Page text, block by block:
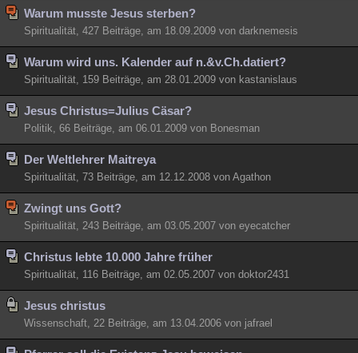
Warum musste Jesus sterben?
Spiritualität, 427 Beiträge, am 18.09.2009 von darknemesis
Warum wird uns. Kalender auf n.&v.Ch.datiert?
Spiritualität, 159 Beiträge, am 28.01.2009 von kastanislaus
Jesus Christus=Julius Cäsar?
Politik, 66 Beiträge, am 06.01.2009 von Bonesman
Der Weltlehrer Maitreya
Spiritualität, 73 Beiträge, am 12.12.2008 von Agathon
Zwingt uns Gott?
Spiritualität, 243 Beiträge, am 03.05.2007 von eyecatcher
Christus lebte 10.000 Jahre früher
Spiritualität, 116 Beiträge, am 02.05.2007 von doktor2431
Jesus christus
Wissenschaft, 22 Beiträge, am 13.04.2006 von jafrael